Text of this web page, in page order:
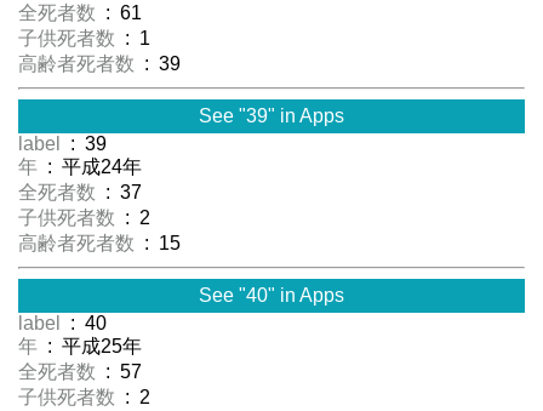
全死者数 : 61
子供死者数 : 1
高齢者死者数 : 39
See "39" in Apps
label
: 39
年 : 平成24年
全死者数 : 37
子供死者数 : 2
高齢者死者数 : 15
See "40" in Apps
label
: 40
年 : 平成25年
全死者数 : 57
子供死者数 : 2